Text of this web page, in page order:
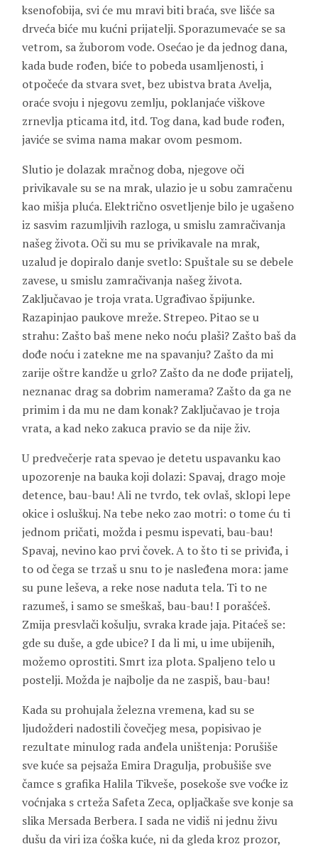
ksenofobija, svi će mu mravi biti braća, sve lišće sa
drveća biće mu kućni prijatelji. Sporazumevaće se sa
vetrom, sa žuborom vode. Osećao je da jednog dana,
kada bude rođen, biće to pobeda usamljenosti, i
otpočeće da stvara svet, bez ubistva brata Avelja,
oraće svoju i njegovu zemlju, poklanjaće viškove
zrnevlja pticama itd, itd. Tog dana, kad bude rođen,
javiće se svima nama makar ovom pesmom.
Slutio je dolazak mračnog doba, njegove oči
privikavale su se na mrak, ulazio je u sobu zamračenu
kao mišja pluća. Električno osvetljenje bilo je ugašeno
iz sasvim razumljivih razloga, u smislu zamračivanja
našeg života. Oči su mu se privikavale na mrak,
uzalud je dopiralo danje svetlo: Spuštale su se debele
zavese, u smislu zamračivanja našeg života.
Zaključavao je troja vrata. Ugrađivao špijunke.
Razapinjao paukove mreže. Strepeo. Pitao se u
strahu: Zašto baš mene neko noću plaši? Zašto baš da
dođe noću i zatekne me na spavanju? Zašto da mi
zarije oštre kandže u grlo? Zašto da ne dođe prijatelj,
neznanac drag sa dobrim namerama? Zašto da ga ne
primim i da mu ne dam konak? Zaključavao je troja
vrata, a kad neko zakuca pravio se da nije živ.
U predvečerje rata spevao je detetu uspavanku kao
upozorenje na bauka koji dolazi: Spavaj, drago moje
detence, bau-bau! Ali ne tvrdo, tek ovlaš, sklopi lepe
okice i osluškuj. Na tebe neko zao motri: o tome ću ti
jednom pričati, možda i pesmu ispevati, bau-bau!
Spavaj, nevino kao prvi čovek. A to što ti se priviđa, i
to od čega se trzaš u snu to je nasleđena mora: jame
su pune leševa, a reke nose naduta tela. Ti to ne
razumeš, i samo se smeškaš, bau-bau! I porašćeš.
Zmija presvlači košulju, svraka krade jaja. Pitaćeš se:
gde su duše, a gde ubice? I da li mi, u ime ubijenih,
možemo oprostiti. Smrt iza plota. Spaljeno telo u
postelji. Možda je najbolje da ne zaspiš, bau-bau!
Kada su prohujala železna vremena, kad su se
ljudožderi nadostili čovečjeg mesa, popisivao je
rezultate minulog rada anđela uništenja: Porušiše
sve kuće sa pejsaža Emira Dragulja, probušiše sve
čamce s grafika Halila Tikveše, posekoše sve voćke iz
voćnjaka s crteža Safeta Zeca, opljačkaše sve konje sa
slika Mersada Berbera. I sada ne vidiš ni jednu živu
dušu da viri iza ćoška kuće, ni da gleda kroz prozor,